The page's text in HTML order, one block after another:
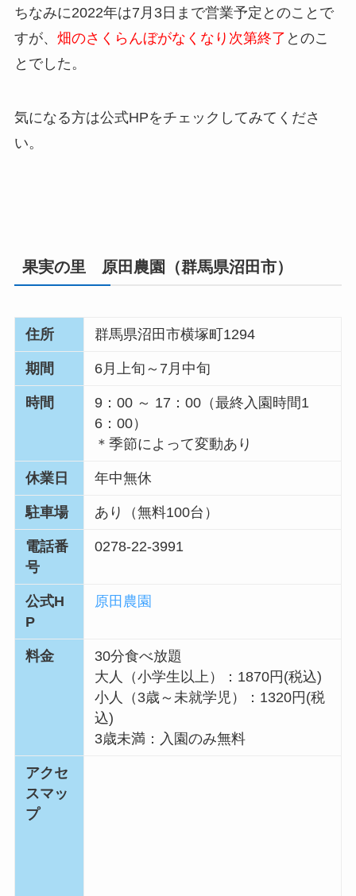
ちなみに2022年は7月3日まで営業予定とのことで
すが、 畑のさくらんぼがなくなり次第終了 とのこ
とでした。
気になる方は公式HPをチェックしてみてくださ
い。
果実の里 原田農園（群馬県沼田市）
住所 群馬県沼田市横塚町1294
期間 6月上旬～7月中旬
時間
9：00 ～ 17：00（最終入園時間1
6：00）
＊季節によって変動あり
休業日 年中無休
駐車場 あり（無料100台）
電話番
号
0278-22-3991
公式H
P
原田農園
料金
30分食べ放題
大人（小学生以上）：1870円(税込)
小人（3歳～未就学児）：1320円(税
込)
3歳未満：入園のみ無料
アクセ
スマッ
プ